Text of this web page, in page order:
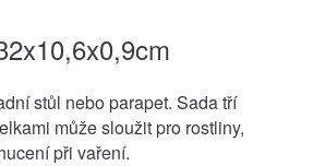
stůl nebo parapet. Sada tří
může sloužit pro rostliny,
při vaření.